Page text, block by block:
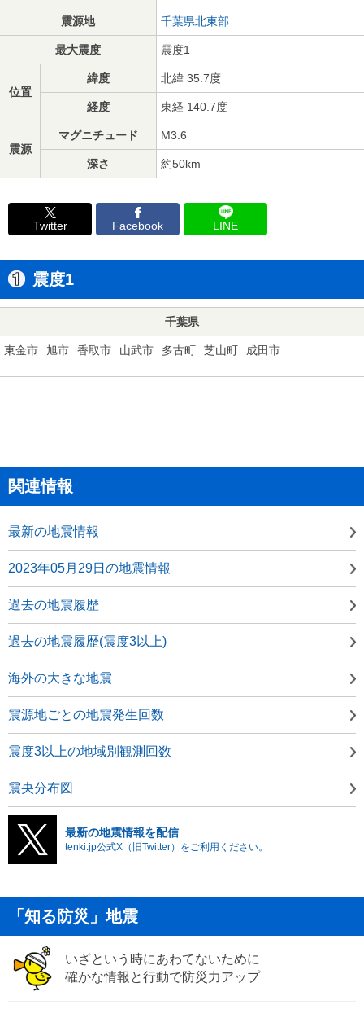
震源地 千葉県北東部
最大震度 震度1
位置
緯度 北緯 35.7度
経度 東経 140.7度
震源
マグニチュード M3.6
深さ 約50km
Twitter Facebook LINE
震度1
千葉県
東金市 旭市 香取市 山武市 多古町 芝山町 成田市
関連情報
最新の地震情報
2023年05月29日の地震情報
過去の地震履歴
過去の地震履歴(震度3以上)
海外の大きな地震
震源地ごとの地震発生回数
震度3以上の地域別観測回数
震央分布図
最新の地震情報を配信
tenki.jp公式X（旧Twitter）をご利用ください。
「知る防災」地震
いざという時にあわてないために
確かな情報と行動で防災力アップ